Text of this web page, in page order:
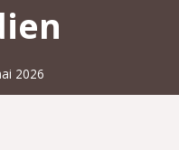
2026